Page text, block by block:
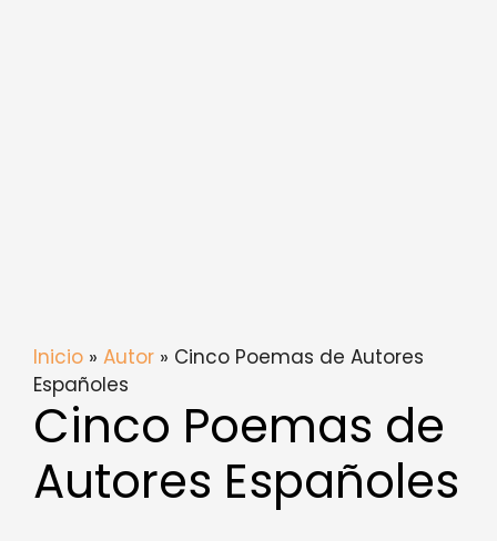
Inicio » Autor » Cinco Poemas de Autores
Españoles
Cinco Poemas de
Autores Españoles